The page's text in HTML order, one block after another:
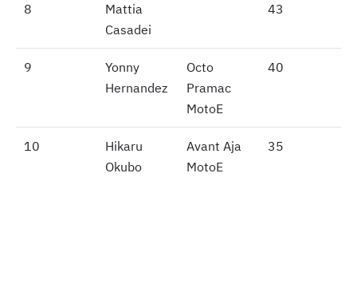
8
Mattia
Casadei
43
9
Yonny
Hernandez
Octo
Pramac
MotoE
40
10
Hikaru
Okubo
Avant Aja
MotoE
35
8
9
10